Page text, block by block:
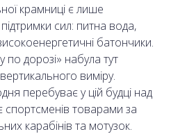
крамниці є лише
сил: питна вода,
батончики.
по дорозі» набула тут
виміру.
перебуває у цій будці над
спортсменів товарами за
карабінів та мотузок.